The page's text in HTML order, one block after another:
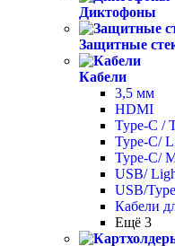
Диктофоны
Защитные
Кабели
3,5 мм
HDMI
Type-C /
Type-C/
Type-C/
USB/
USB/
Кабели
Ещё 3